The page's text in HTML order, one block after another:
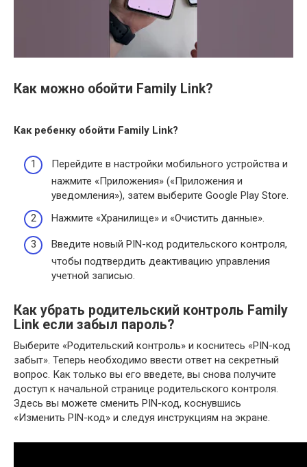
Как можно обойти Family Link?
Как ребенку обойти Family Link?
Перейдите в настройки мобильного устройства и
нажмите «Приложения» («Приложения и
уведомления»), затем выберите Google Play Store.
Нажмите «Хранилище» и «Очистить данные».
Введите новый PIN-код родительского контроля,
чтобы подтвердить деактивацию управления
учетной записью.
Как убрать родительский контроль Family
Link если забыл пароль?
Выберите «Родительский контроль» и коснитесь «PIN-код
забыт». Теперь необходимо ввести ответ на секретный
вопрос. Как только вы его введете, вы снова получите
доступ к начальной странице родительского контроля.
Здесь вы можете сменить PIN-код, коснувшись
«Изменить PIN-код» и следуя инструкциям на экране.